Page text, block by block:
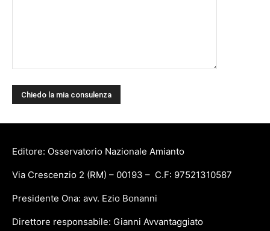
Editore: Osservatorio Nazionale Amianto
Via Crescenzio 2 (RM) – 00193 – C.F: 97521310587
Presidente Ona: avv. Ezio Bonanni
Direttore responsabile: Gianni Avvantaggiato